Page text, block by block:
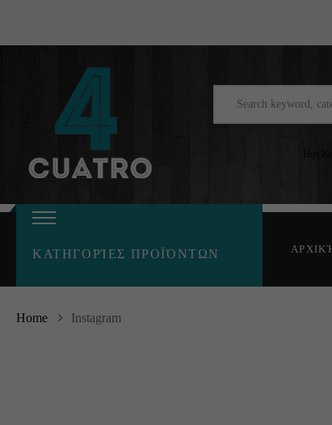
Hot
ΚΑΤΗΓΟΡΊΕΣ ΠΡΟΪΌΝΤΩΝ
Home Instagram